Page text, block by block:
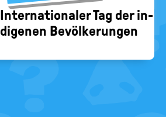
In­ter­na­tio­na­ler Tag der in­
di­ge­nen Be­völ­ke­run­gen